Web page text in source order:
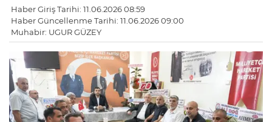
Haber Giriş Tarihi: 11.06.2026 08:59
Haber Güncellenme Tarihi: 11.06.2026 09:00
Muhabir: UGUR GÜZEY